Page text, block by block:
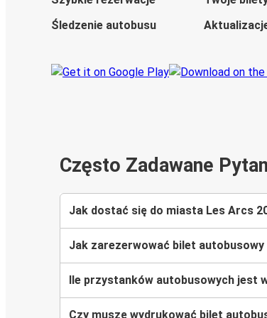
Śledzenie autobusu
Często Zadawane
Jak dostać się do miasta Les Arcs
Jak zarezerwować bilet
Ile przystanków autobusowych jest
Czy muszę wydrukować bilet